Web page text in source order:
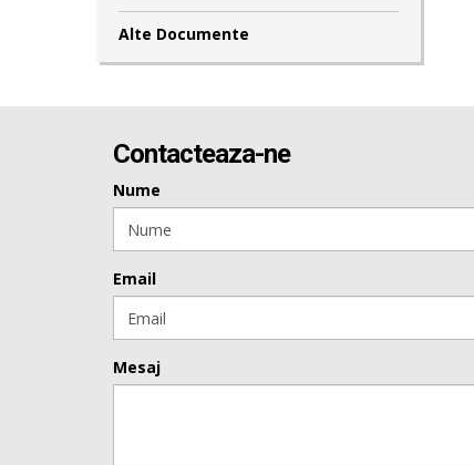
Alte Documente
Contacteaza-ne
Nume
Email
Mesaj